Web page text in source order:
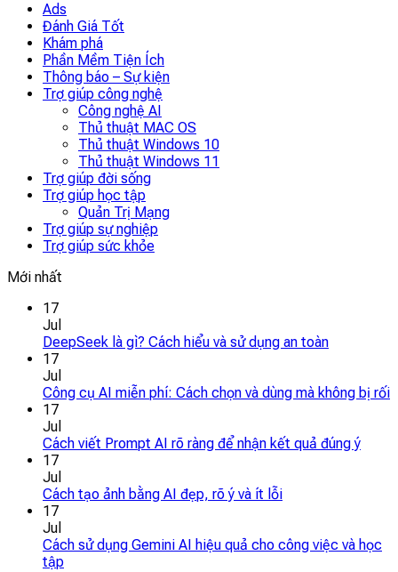
Ads
Đánh Giá Tốt
Khám phá
Phần Mềm Tiện Ích
Thông báo – Sự kiện
Trợ giúp công nghệ
Công nghệ AI
Thủ thuật MAC OS
Thủ thuật Windows 10
Thủ thuật Windows 11
Trợ giúp đời sống
Trợ giúp học tập
Quản Trị Mạng
Trợ giúp sự nghiệp
Trợ giúp sức khỏe
Mới nhất
17
Jul
DeepSeek là gì? Cách hiểu và sử dụng an toàn
17
Jul
Công cụ AI miễn phí: Cách chọn và dùng mà không bị rối
17
Jul
Cách viết Prompt AI rõ ràng để nhận kết quả đúng ý
17
Jul
Cách tạo ảnh bằng AI đẹp, rõ ý và ít lỗi
17
Jul
Cách sử dụng Gemini AI hiệu quả cho công việc và học
tập